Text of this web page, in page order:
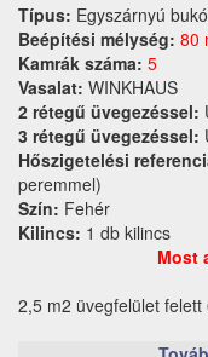
Típus: Egyszárnyú
Beépítési mélység: 80
Kamrák száma: 5
Vasalat: WINKHAUS
2 rétegű üvegezéssel:
3 rétegű üvegezéssel:
Hőszigetelési
peremmel)
Szín: Fehér
Kilincs: 1 db kilincs
Most
2,5 m2 üvegfelület